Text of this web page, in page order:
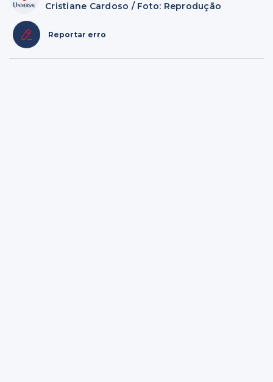
Cristiane Cardoso / Foto: Reprodução
Reportar erro